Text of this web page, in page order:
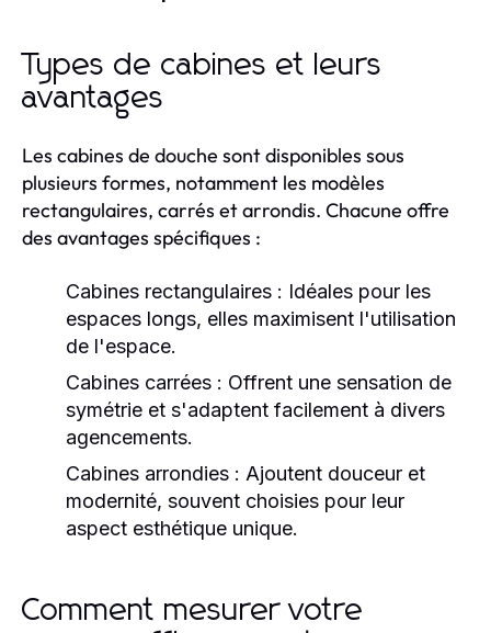
Types de cabines et leurs
avantages
Les cabines de douche sont disponibles sous
plusieurs formes, notamment les modèles
rectangulaires, carrés et arrondis. Chacune offre
des avantages spécifiques :
Cabines rectangulaires : Idéales pour les
espaces longs, elles maximisent l'utilisation
de l'espace.
Cabines carrées : Offrent une sensation de
symétrie et s'adaptent facilement à divers
agencements.
Cabines arrondies : Ajoutent douceur et
modernité, souvent choisies pour leur
aspect esthétique unique.
Comment mesurer votre